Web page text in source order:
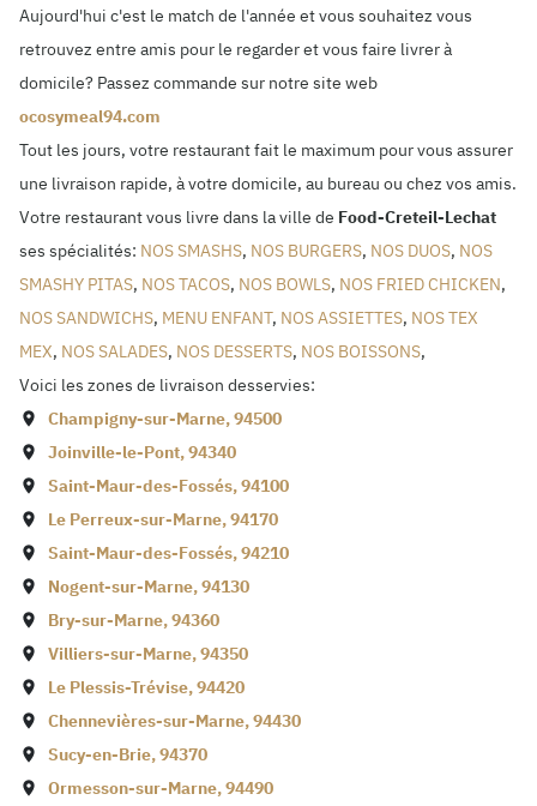
Aujourd'hui c'est le match de l'année et vous souhaitez vous
retrouvez entre amis pour le regarder et vous faire livrer à
domicile? Passez commande sur notre site web
ocosymeal94.com
Tout les jours, votre restaurant fait le maximum pour vous assurer
une livraison rapide, à votre domicile, au bureau ou chez vos amis.
Votre restaurant vous livre dans la ville de Food-Creteil-Lechat
ses spécialités: NOS SMASHS, NOS BURGERS, NOS DUOS, NOS
SMASHY PITAS, NOS TACOS, NOS BOWLS, NOS FRIED CHICKEN,
NOS SANDWICHS, MENU ENFANT, NOS ASSIETTES, NOS TEX
MEX, NOS SALADES, NOS DESSERTS, NOS BOISSONS,
Voici les zones de livraison desservies:
Champigny-sur-Marne,94500
Joinville-le-Pont,94340
Saint-Maur-des-Fossés,94100
Le Perreux-sur-Marne,94170
Saint-Maur-des-Fossés,94210
Nogent-sur-Marne,94130
Bry-sur-Marne,94360
Villiers-sur-Marne,94350
Le Plessis-Trévise,94420
Chennevières-sur-Marne,94430
Sucy-en-Brie,94370
Ormesson-sur-Marne,94490